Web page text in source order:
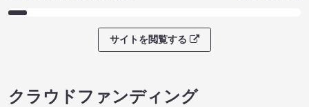
サイトを閲覧する
クラウドファンディング